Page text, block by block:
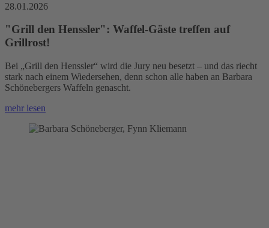
28.01.2026
"Grill den Henssler": Waffel-Gäste treffen auf
Grillrost!
Bei „Grill den Henssler“ wird die Jury neu besetzt – und das riecht
stark nach einem Wiedersehen, denn schon alle haben an Barbara
Schönebergers Waffeln genascht.
mehr lesen